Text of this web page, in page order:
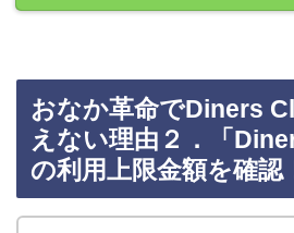
おなか革命でDiners
えない理由２．「
の利用上限金額を確認